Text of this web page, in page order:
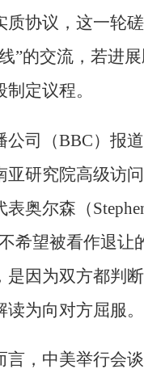
质协议，这一轮
”的交流，若进
定议程。
公司（BBC）报
亚研究院高级访
奥尔森（
希望被看作退
是因为双方都判
读为向对方屈服
言，中美举行会